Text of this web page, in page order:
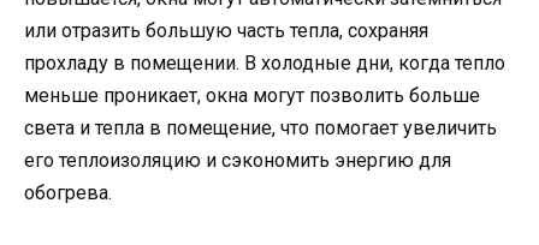
или отразить большую часть тепла, сохраняя
прохладу в помещении. В холодные дни, когда тепло
меньше проникает, окна могут позволить больше
света и тепла в помещение, что помогает увеличить
его теплоизоляцию и сэкономить энергию для
обогрева.